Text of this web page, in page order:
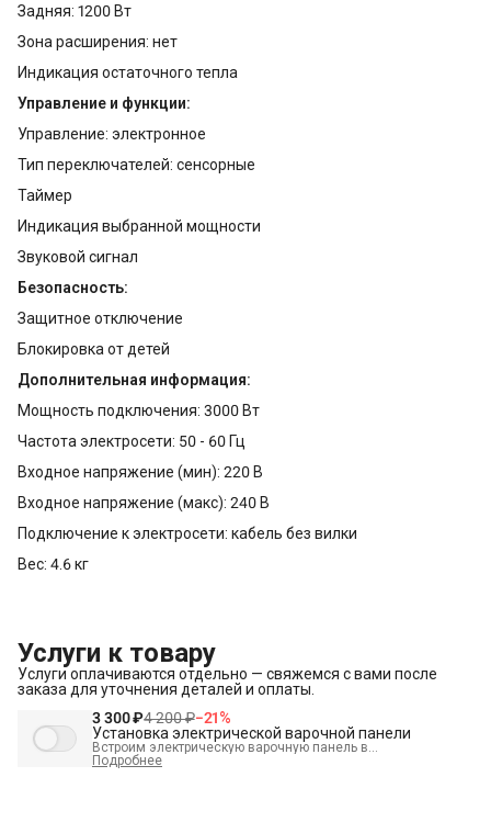
Задняя: 1200 Вт
Зона расширения: нет
Индикация остаточного тепла
Управление и функции:
Управление: электронное
Тип переключателей: сенсорные
Таймер
Индикация выбранной мощности
Звуковой сигнал
Безопасность:
Защитное отключение
Блокировка от детей
Дополнительная информация:
Мощность подключения: 3000 Вт
Частота электросети: 50 - 60 Гц
Входное напряжение (мин): 220 В
Входное напряжение (макс): 240 В
Подключение к электросети: кабель без вилки
Вес: 4.6 кг
Услуги к товару
Услуги оплачиваются отдельно — свяжемся с вами после
заказа для уточнения деталей и оплаты.
3 300 ₽4 200 ₽−21%
Установка электрической варочной панели
Встроим электрическую варочную панель в
подготовленное место и подключим к электрике.
В стоимость входит:
Подробнее